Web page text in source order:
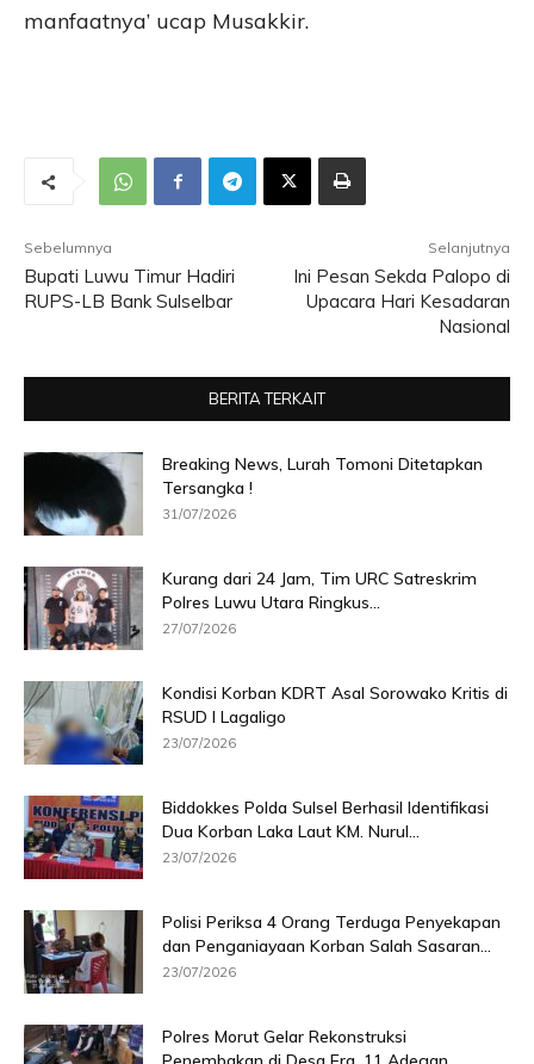
manfaatnya’ ucap Musakkir.
Sebelumnya
Bupati Luwu Timur Hadiri
RUPS-LB Bank Sulselbar
Selanjutnya
Ini Pesan Sekda Palopo di
Upacara Hari Kesadaran
Nasional
BERITA TERKAIT
Breaking News, Lurah Tomoni Ditetapkan
Tersangka !
31/07/2026
Kurang dari 24 Jam, Tim URC Satreskrim
Polres Luwu Utara Ringkus...
27/07/2026
Kondisi Korban KDRT Asal Sorowako Kritis di
RSUD I Lagaligo
23/07/2026
Biddokkes Polda Sulsel Berhasil Identifikasi
Dua Korban Laka Laut KM. Nurul...
23/07/2026
Polisi Periksa 4 Orang Terduga Penyekapan
dan Penganiayaan Korban Salah Sasaran...
23/07/2026
Polres Morut Gelar Rekonstruksi